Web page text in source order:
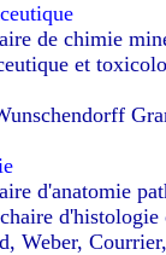
de chimie
et
d'anatomie
Weber,